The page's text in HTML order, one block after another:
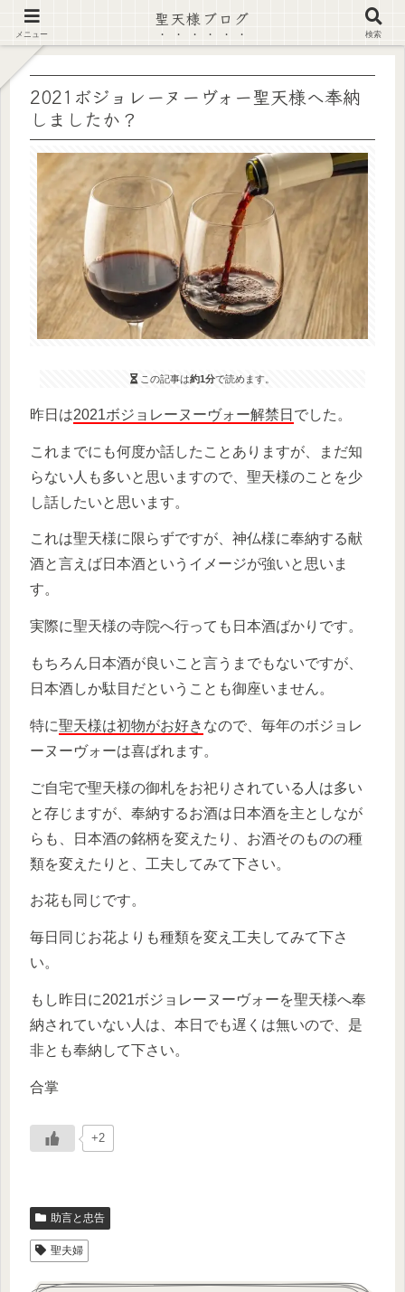
【注意喚起】偽サイト及び偽情報に注意 ▶確認する◀
2021ボジョレーヌーヴォー聖天様へ奉納
しましたか？
この記事は約1分で読めます。
昨日は2021ボジョレーヌーヴォー解禁日 でした。
これまでにも何度か話したことありますが、まだ知
らない人も多いと思いますので、聖天様のことを少
し話したいと思います。
これは聖天様に限らずですが、神仏様に奉納する献
酒と言えば日本酒というイメージが強いと思いま
す。
実際に聖天様の寺院へ行っても日本酒ばかりです。
もちろん日本酒が良いこと言うまでもないですが、
日本酒しか駄目だということも御座いません。
特に聖天様は初物がお好き なので、毎年のボジョレ
ーヌーヴォーは喜ばれます。
ご自宅で聖天様の御札をお祀りされている人は多い
と存じますが、奉納するお酒は日本酒を主としなが
らも、日本酒の銘柄を変えたり、お酒そのものの種
類を変えたりと、工夫してみて下さい。
お花も同じです。
毎日同じお花よりも種類を変え工夫してみて下さ
い。
もし昨日に2021ボジョレーヌーヴォーを聖天様へ奉
納されていない人は、本日でも遅くは無いので、是
非とも奉納して下さい。
合掌
+2
助言と忠告
聖夫婦
メニュー
聖天様ブログ
検索